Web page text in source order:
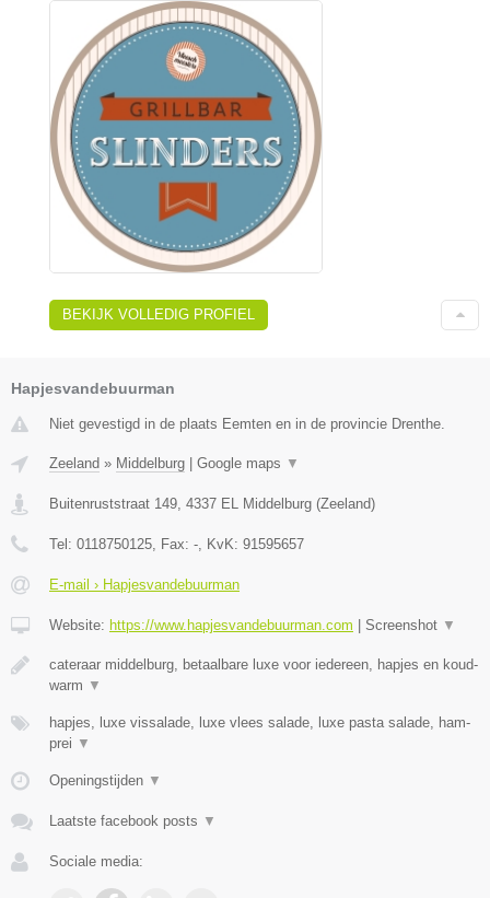
BEKIJK VOLLEDIG PROFIEL
Hapjesvandebuurman
Niet gevestigd in de plaats Eemten en in de provincie Drenthe.
Zeeland » Middelburg Google maps ▼
Buitenruststraat 149, 4337 EL Middelburg (Zeeland)
Tel: 0118750125, Fax: -, KvK: 91595657
E-mail › Hapjesvandebuurman
Website: https://www.hapjesvandebuurman.com Screenshot ▼
cateraar middelburg, betaalbare luxe voor iedereen, hapjes en koud-
warm ▼
hapjes, luxe vissalade, luxe vlees salade, luxe pasta salade, ham-
prei ▼
Openingstijden ▼
Laatste facebook posts ▼
Sociale media: